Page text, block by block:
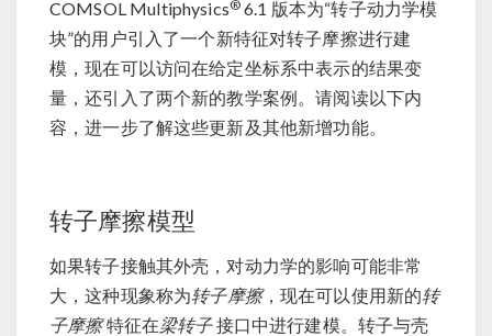
COMSOL Multiphysics® 6.1 版本为“转子动力学模
块”的用户引入了一个新特征对转子摩擦进行建
模，现在可以访问在给定坐标系中表示的结果变
量，还引入了两个新的教学案例。请阅读以下内
容，进一步了解这些更新及其他新增功能。
转子摩擦模型
如果转子接触其外壳，对动力学的影响可能非常
大，这种现象称为转子摩擦，现在可以使用新的转
子摩擦特征在梁转子接口中进行建模。转子与壳